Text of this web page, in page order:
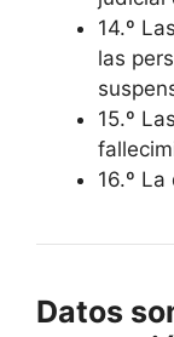
14.º
las
15.º
16.º
Datos